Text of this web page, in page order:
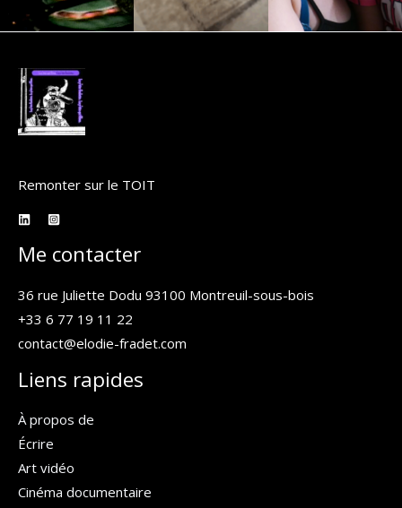
Remonter sur le TOIT
Me contacter
36 rue Juliette Dodu 93100 Montreuil-sous-bois
+33 6 77 19 11 22
contact@elodie-fradet.com
Liens rapides
À propos de
Écrire
Art vidéo
Cinéma documentaire